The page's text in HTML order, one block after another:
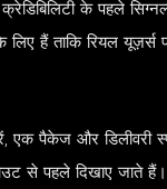
के पहले
हैं ताकि रियल
एक पैकेज और
से पहले दिखाए जाते